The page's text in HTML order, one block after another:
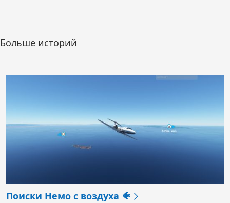
Больше историй
Поиски Немо с воздуха 🐠